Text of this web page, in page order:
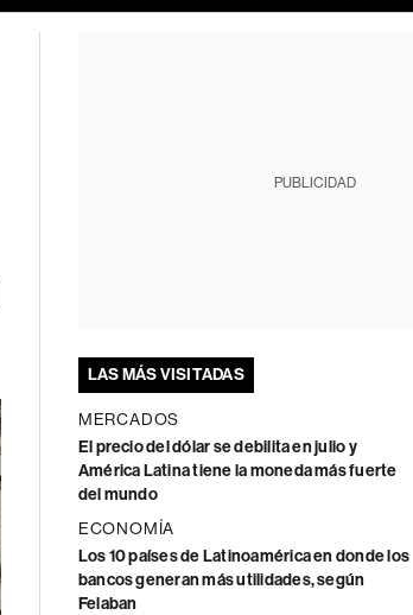
PUBLICIDAD
LAS MÁS VISITADAS
MERCADOS
El precio del dólar se debilita en julio y
América Latina tiene la moneda más fuerte
del mundo
ECONOMÍA
Los 10 países de Latinoamérica en donde los
bancos generan más utilidades, según
Felaban